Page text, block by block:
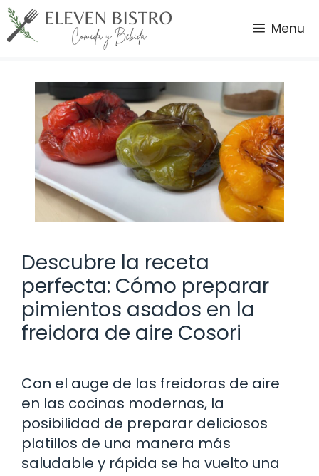
Saltar
al
contenido
Menu
Descubre la receta
perfecta: Cómo preparar
pimientos asados en la
freidora de aire Cosori
Con el auge de las freidoras de aire
en las cocinas modernas, la
posibilidad de preparar deliciosos
platillos de una manera más
saludable y rápida se ha vuelto una